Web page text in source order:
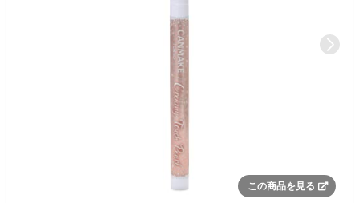
この商品を見る